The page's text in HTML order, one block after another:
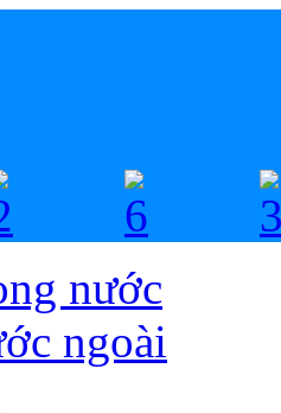
nước
ngoài